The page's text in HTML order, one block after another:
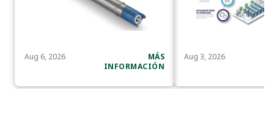
Aug 6, 2026
MÁS
INFORMACIÓN
Aug 3, 2026